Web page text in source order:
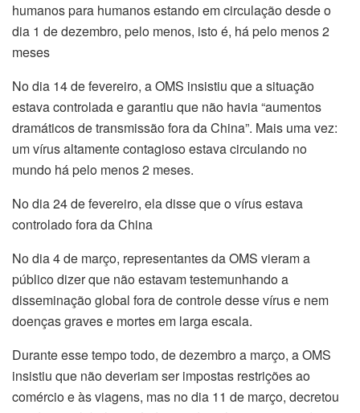
humanos para humanos estando em circulação desde o
dia 1 de dezembro, pelo menos, isto é, há pelo menos 2
meses
No dia 14 de fevereiro, a OMS insistiu que a situação
estava controlada e garantiu que não havia “aumentos
dramáticos de transmissão fora da China”. Mais uma vez:
um vírus altamente contagioso estava circulando no
mundo há pelo menos 2 meses.
No dia 24 de fevereiro, ela disse que o vírus estava
controlado fora da China
No dia 4 de março, representantes da OMS vieram a
público dizer que não estavam testemunhando a
disseminação global fora de controle desse vírus e nem
doenças graves e mortes em larga escala.
Durante esse tempo todo, de dezembro a março, a OMS
insistiu que não deveriam ser impostas restrições ao
comércio e às viagens, mas no dia 11 de março, decretou